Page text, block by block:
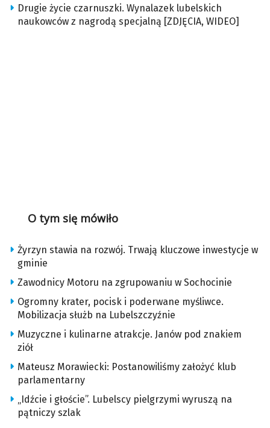
Drugie życie czarnuszki. Wynalazek lubelskich
naukowców z nagrodą specjalną [ZDJĘCIA, WIDEO]
O tym się mówiło
Żyrzyn stawia na rozwój. Trwają kluczowe inwestycje w
gminie
Zawodnicy Motoru na zgrupowaniu w Sochocinie
Ogromny krater, pocisk i poderwane myśliwce.
Mobilizacja służb na Lubelszczyźnie
Muzyczne i kulinarne atrakcje. Janów pod znakiem
ziół
Mateusz Morawiecki: Postanowiliśmy założyć klub
parlamentarny
„Idźcie i głoście”. Lubelscy pielgrzymi wyruszą na
pątniczy szlak